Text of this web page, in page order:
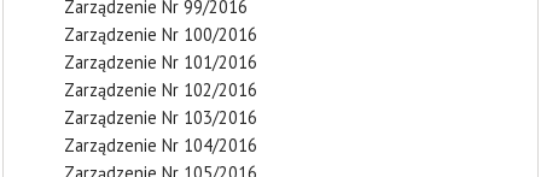
Zarządzenie Nr 99/2016
Zarządzenie Nr 100/2016
Zarządzenie Nr 101/2016
Zarządzenie Nr 102/2016
Zarządzenie Nr 103/2016
Zarządzenie Nr 104/2016